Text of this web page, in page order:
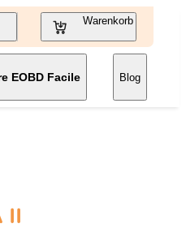
Warenkorb
EOBD Facile Blog
II